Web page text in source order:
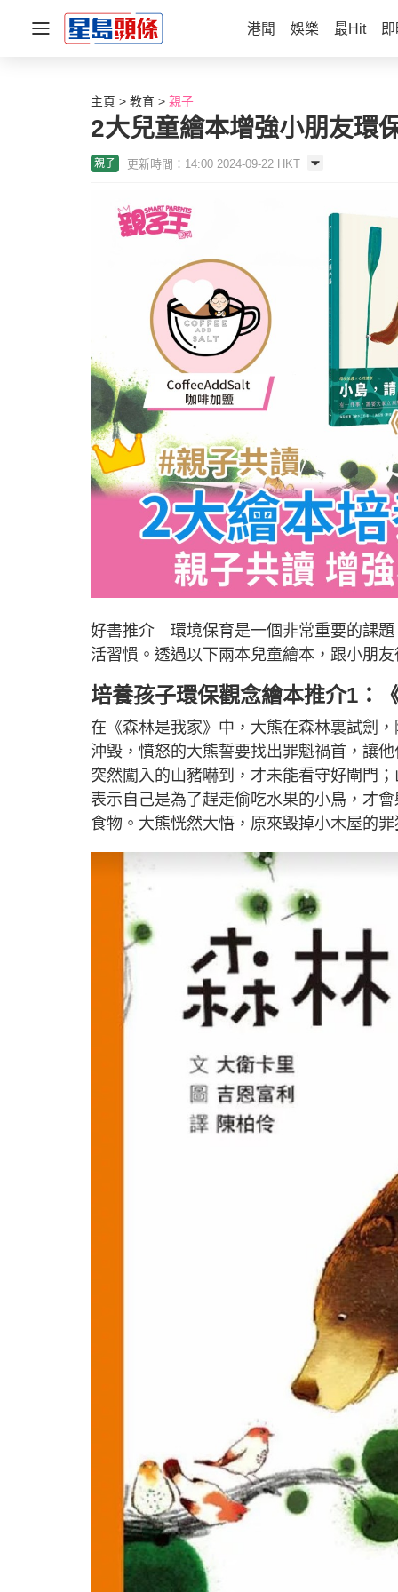
港聞 娛樂 最Hit
主頁 教育 親子
2大兒童繪本增強小朋友環
親子 更新時間：14:00 2024-09-22 HKT
好書推介︳環境保育是一個非常重要的課
活習慣。透過以下兩本兒童繪本，跟小朋
培養孩子環保觀念繪本推介1：
在《森林是我家》中，大熊在森林裏試劍
沖毀，憤怒的大熊誓要找出罪魁禍首，讓
突然闖入的山豬嚇到，才未能看守好閘門
表示自己是為了趕走偷吃水果的小鳥，才
食物。大熊恍然大悟，原來毀掉小木屋的